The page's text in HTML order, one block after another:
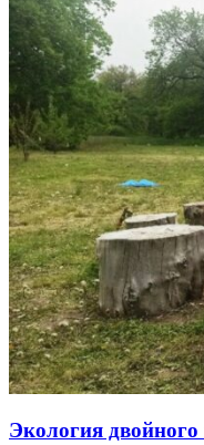
Экология двойного